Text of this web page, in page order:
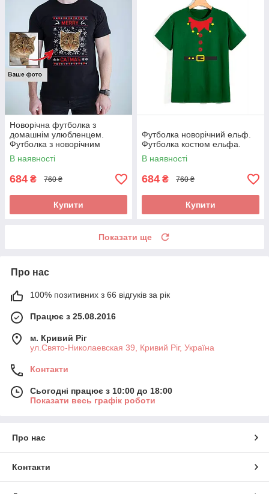
Новорічна футболка з
домашнім улюбленцем.
Футболка з новорічним
принтом
В наявності
684 ₴ 760 ₴
Купити
Футболка новорічний ельф.
Футболка костюм ельфа.
В наявності
684 ₴ 760 ₴
Купити
Показати ще
Про нас
100% позитивних з 66 відгуків за рік
Працює з 25.08.2016
м. Кривий Ріг
ул.Свято-Николаевская 39, Кривий Ріг, Україна
Контакти
Сьогодні працює з 10:00 до 18:00
Показати весь графік роботи
Про нас
Контакти